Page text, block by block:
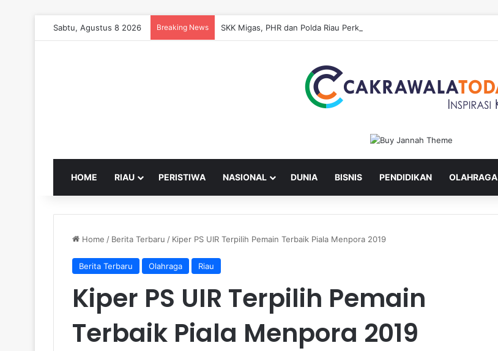
Sabtu, Agustus 8 2026 Breaking News
HOME RIAU PERISTIWA NASIONAL DUNIA BISNIS PENDIDIKAN OLAHRAGA
Home / Berita Terbaru / Kiper PS UIR Terpilih Pemain Terbaik Piala Menpora 2019
Berita Terbaru Olahraga Riau
Kiper PS UIR Terpilih Pemain
Terbaik Piala Menpora 2019